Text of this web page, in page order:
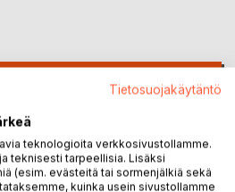
Tietosuojakäytäntö
teknologioita verkkosivustollamme.
teknisesti tarpeellisia. Lisäksi
(esim. evästeitä tai sormenjälkiä sekä
kuinka usein sivustollamme